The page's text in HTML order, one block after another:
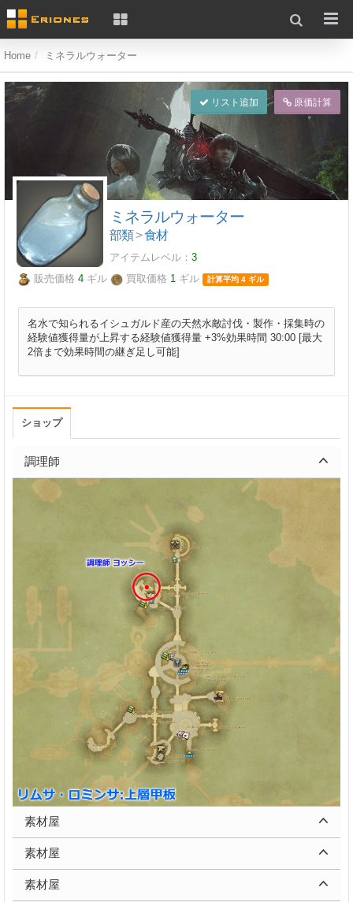
Home ミネラルウォーター
リスト追加 原価計算
ミネラルウォーター
部類>食材
アイテムレベル： 3
販売価格 4 ギル 買取価格 1 ギル 計算平均 4 ギル
名水で知られるイシュガルド産の天然水敵討伐・製作・採集時の
経験値獲得量が上昇する経験値獲得量 +3%効果時間 30:00 [最大
2倍まで効果時間の継ぎ足し可能]
ショップ
調理師
素材屋
素材屋
素材屋